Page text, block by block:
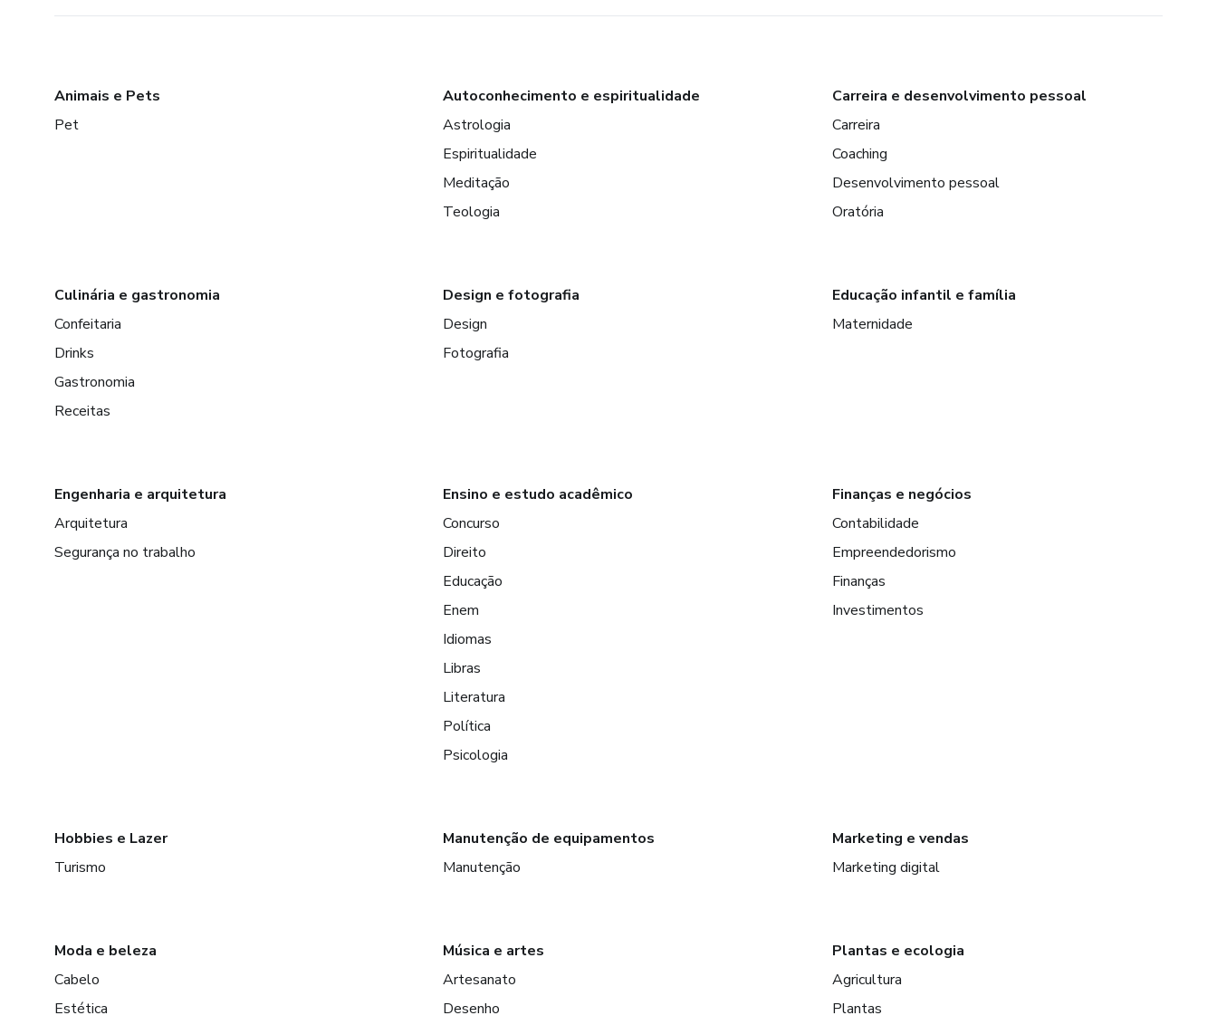
Animais e Pets
Pet
Autoconhecimento e espiritualidade
Astrologia
Espiritualidade
Meditação
Teologia
Carreira e desenvolvimento pessoal
Carreira
Coaching
Desenvolvimento pessoal
Oratória
Culinária e gastronomia
Confeitaria
Drinks
Gastronomia
Receitas
Design e fotografia
Design
Fotografia
Educação infantil e família
Maternidade
Engenharia e arquitetura
Arquitetura
Segurança no trabalho
Ensino e estudo acadêmico
Concurso
Direito
Educação
Enem
Idiomas
Libras
Literatura
Política
Psicologia
Finanças e negócios
Contabilidade
Empreendedorismo
Finanças
Investimentos
Hobbies e Lazer
Turismo
Manutenção de equipamentos
Manutenção
Marketing e vendas
Marketing digital
Moda e beleza
Cabelo
Estética
Música e artes
Artesanato
Desenho
Plantas e ecologia
Agricultura
Plantas